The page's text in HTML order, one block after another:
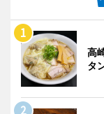
高
タ